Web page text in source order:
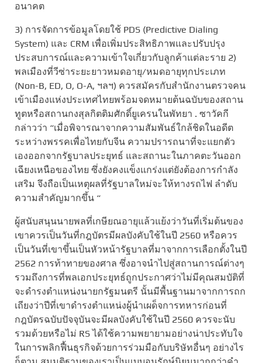
อนาคต
3) การจัดการข้อมูลโดยใช้ PDS (Predictive Dialing
System) และ CRM เพื่อเพิ่มประสิทธิภาพและปรับปรุง
ประสบการณ์และความเข้าใจเกี่ยวกับลูกค้าแต่ละราย 2)
พลเมืองที่วีซ่าระยะยาวหมดอายุ/หมดอายุทุกประเภท
(Non-B, ED, O, O-A, ฯลฯ) ควรสมัครกับสำนักงานตรวจคน
เข้าเมืองแห่งประเทศไทยพร้อมจดหมายต้นฉบับของสถาน
ทูตหรือสถานกงสุลกิตติมศักดิ์ยูเครนในพัทยา . ซาวัคกี
กล่าวว่า “เมื่อพิจารณาจากความสัมพันธ์ใกล้ชิดในอดีต
ระหว่างพรรคเพื่อไทยกับจีน ความปรารถนาที่จะแยกตัว
เองออกจากรัฐบาลประยุทธ์ และสถานะในภาคตะวันออก
เฉียงเหนือของไทย ซึ่งยังคงแข็งแกร่งแต่ยังต้องการกำลัง
เสริม จึงถือเป็นเหตุผลที่รัฐบาลใหม่จะให้ทางรถไฟ ลำดับ
ความสำคัญมากขึ้น “
ผู้สนับสนุนนายพลที่เกษียณอายุแล้วแย้งว่าวันที่เริ่มต้นของ
เขาควรเป็นวันที่กฎบัตรมีผลบังคับใช้ในปี 2560 หรือควร
เป็นวันที่เขาขึ้นเป็นหัวหน้ารัฐบาลที่มาจากการเลือกตั้งในปี
2562 การท้าทายของศาล ซึ่งอาจนำไปสู่สถานการณ์ต่างๆ
รวมถึงการที่พลเอกประยุทธ์ถูกประกาศว่าไม่มีคุณสมบัติที่
จะดำรงตำแหน่งนายกรัฐมนตรี นั้นมีพื้นฐานมาจากการถก
เถียงว่าปีที่เขาดำรงตำแหน่งผู้นำเผด็จการทหารก่อนที่
กฎบัตรฉบับปัจจุบันจะมีผลบังคับใช้ในปี 2560 ควรจะนับ
รวมด้วยหรือไม่ RS ได้ใช้ความพยายามอย่างน่าประทับใจ
ในการพลิกฟื้นธุรกิจด้วยการร่วมมือกับบริษัทอื่นๆ อย่างไร